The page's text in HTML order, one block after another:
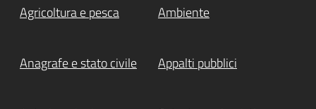
Agricoltura e pesca Ambiente
Anagrafe e stato civile Appalti pubblici